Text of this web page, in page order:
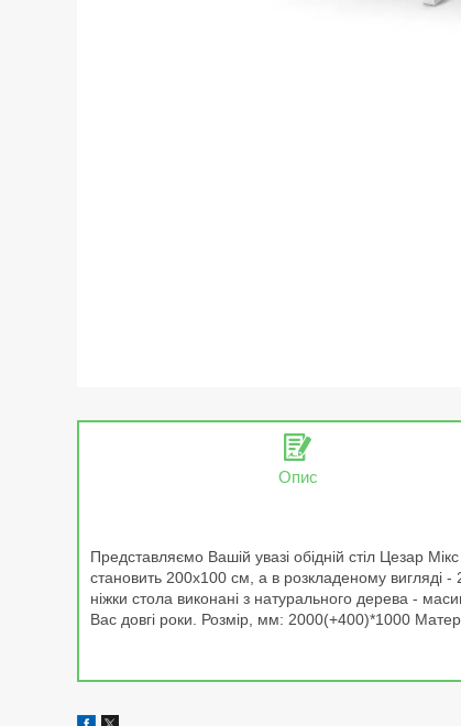
Опис
Представляємо Вашій увазі обідній стіл Цезар
становить 200x100 см, а в розкладеному вигляді
ніжки стола виконані з натурального дерева -
Вас довгі роки. Розмір, мм: 2000(+400)*1000